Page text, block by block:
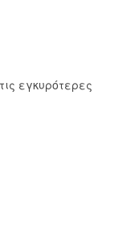
εγκυρότερες